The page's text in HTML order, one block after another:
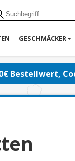
GESCHMÄCKER
Bestellwert,